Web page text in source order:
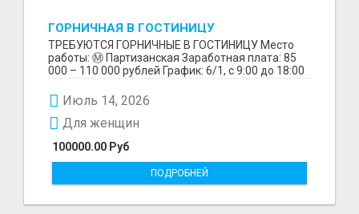
ГОРНИЧНАЯ В ГОСТИНИЦУ
ТРЕБУЮТСЯ ГОРНИЧНЫЕ В ГОСТИНИЦУ Место
работы: Ⓜ️ Партизанская Заработная плата: 85
000 – 110 000 рублей График: 6/1, с 9:00 до 18:00
Июль 14, 2026
100000.00 Руб
Для женщин
ПОДРОБНЕЙ